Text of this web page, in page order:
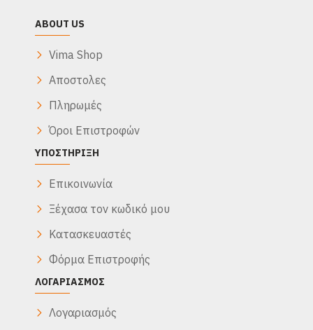
ABOUT US
Vima Shop
Αποστολες
Πληρωμές
Όροι Επιστροφών
ΥΠΟΣΤΉΡΙΞΗ
Επικοινωνία
Ξέχασα τον κωδικό μου
Κατασκευαστές
Φόρμα Επιστροφής
ΛΟΓΑΡΙΑΣΜΌΣ
Λογαριασμός